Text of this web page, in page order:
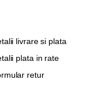
livrare si plata
plata in rate
retur